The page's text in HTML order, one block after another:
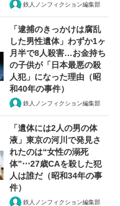
鉄人ノンフィクション編集部
「逮捕のきっかけは腐乱
した男性遺体」わずか1ヶ
月半で8人殺害…お金持ち
の子供が「日本最悪の殺
人犯」になった理由（昭
和40年の事件）
鉄人ノンフィクション編集部
「遺体には2人の男の体
液」東京の河川で発見さ
れたのは“女性の溺死
体”⋯27歳CAを殺した犯
人は誰だ（昭和34年の事
件）
鉄人ノンフィクション編集部